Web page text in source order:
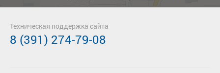
Техническая поддержка сайта
8 (391) 274-79-08